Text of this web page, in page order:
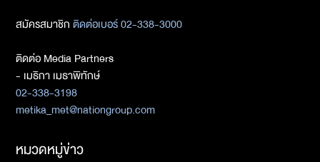
สมัครสมาชิกติดต่อเบอร์ 02-338-3000
ติดต่อ Media Partners
- เมธิกา เมธาพิทักษ์
02-338-3198
metika_met@nationgroup.com
หมวดหมู่ข่าว